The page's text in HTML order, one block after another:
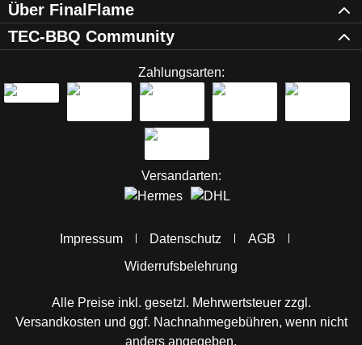
Über FinalFlame
TEC-BBQ Community
Zahlungsarten:
Versandarten:
Impressum Datenschutz
AGB
Widerrufsbelehrung
Alle Preise inkl. gesetzl. Mehrwertsteuer zzgl.
Versandkosten und ggf. Nachnahmegebühren, wenn nicht
anders angegeben.